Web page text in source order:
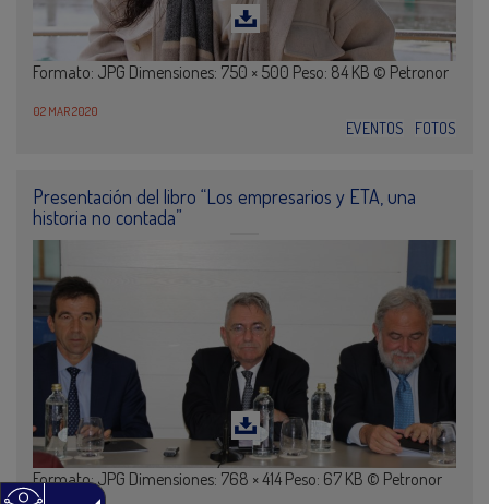
Formato: JPG Dimensiones: 750 × 500 Peso: 84 KB © Petronor
02 MAR 2020
EVENTOS FOTOS
Presentación del libro “Los empresarios y ETA, una
historia no contada”
Formato: JPG Dimensiones: 768 × 414 Peso: 67 KB © Petronor